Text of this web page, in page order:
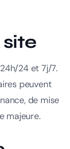
24 et 7j/7.
peuvent
de mise
majeure.